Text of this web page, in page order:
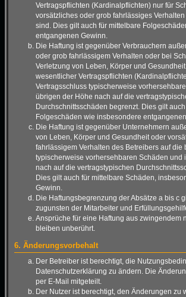
Vertragspflichten (Kardinalpflichten) nur für
vorsätzliches oder grob fahrlässiges
sind. Dies gilt auch für mittelbare
entgangenen Gewinn.
Die Haftung ist gegenüber Verbrauchern
oder grob fahrlässigem Verhalten oder bei
Verletzung von Leben, Körper und
wesentlicher Vertragspflichten
Vertragsschluss typischerweise
übrigen der Höhe nach auf die
Durchschnittsschäden begrenzt. Dies gilt
Folgeschäden wie insbesondere entgangenen
Die Haftung ist gegenüber Unternehmern
von Leben, Körper und Gesundheit oder
fahrlässigem Verhalten des Betreibers auf die
typischerweise vorhersehbaren Schäden und
nach auf die vertragstypischen
Dies gilt auch für mittelbare Schäden,
Gewinn.
Die Haftungsbegrenzung der Absätze a bis c
zugunsten der Mitarbeiter und
Ansprüche für eine Haftung aus zwingendem
bleiben unberührt.
6. Änderungsvorbehalt
Der Betreiber ist berechtigt, die
Datenschutzerklärung zu ändern. Die
per E-Mail mitgeteilt.
Der Nutzer ist berechtigt, den Änderungen zu